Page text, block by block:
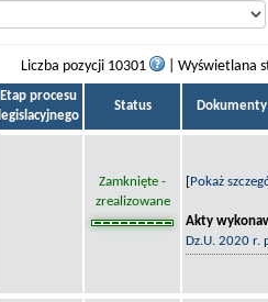
Liczba pozycji 10301 | Wyświetlana
Etap procesu
legislacyjnego
Status
Zamknięte -
zrealizowane
Pokaż
Akty
Dz.U. 2020 r.